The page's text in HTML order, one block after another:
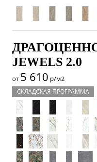
JEWELS 2.0
от 5 610 р/м2
СКЛАДСКАЯ ПРОГРАММА